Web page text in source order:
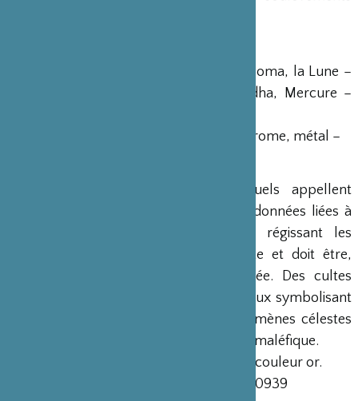
Nichiyô · Aditya, le Soleil – Gatsuyô · Soma, la Lune –
Kayô · Angaraka, Mars – Suiyô · Budha, Mercure –
Japon, 19ème siècle – Bois doré polychrome, métal –
Dans l’ensemble de l’Asie, les rituels appellent
fréquemment la prise en compte de données liées à
l’astrologie. L’influence des divinités régissant les
astres est perçue comme importante et doit être,
selon les cas, favorisée ou détournée. Des cultes
propitiatoires sont ainsi rendus aux dieux symbolisant
les astres, les planètes ou les phénomènes célestes
dont on craint l’influence bénéfique ou maléfique.
Le Soleil est ici identifiable à son disque couleur or.
Paris, musée Guimet, achat, 1895, MG 10939